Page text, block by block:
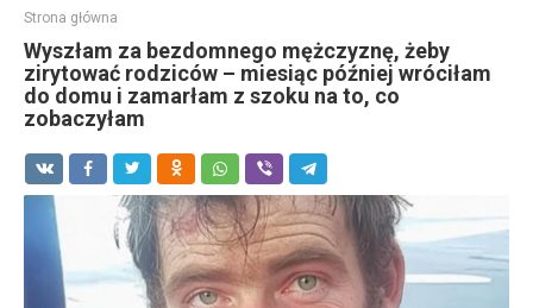
Strona główna
Wyszłam za bezdomnego mężczyznę, żeby
zirytować rodziców – miesiąc później wróciłam
do domu i zamarłam z szoku na to, co
zobaczyłam